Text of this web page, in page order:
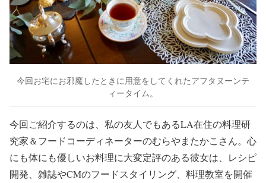
今回お宅にお邪魔したときに用意をしてくれたアフタヌーンテ
ィータイム。
今回ご紹介するのは、私の友人でもあるLA在住の料理研
究家＆フードコーディネーターのむらやまたかこさん。心
にも体にも優しいお料理に大変定評のある彼女は、レシピ
開発、雑誌やCMのフードスタイリング、料理教室を開催